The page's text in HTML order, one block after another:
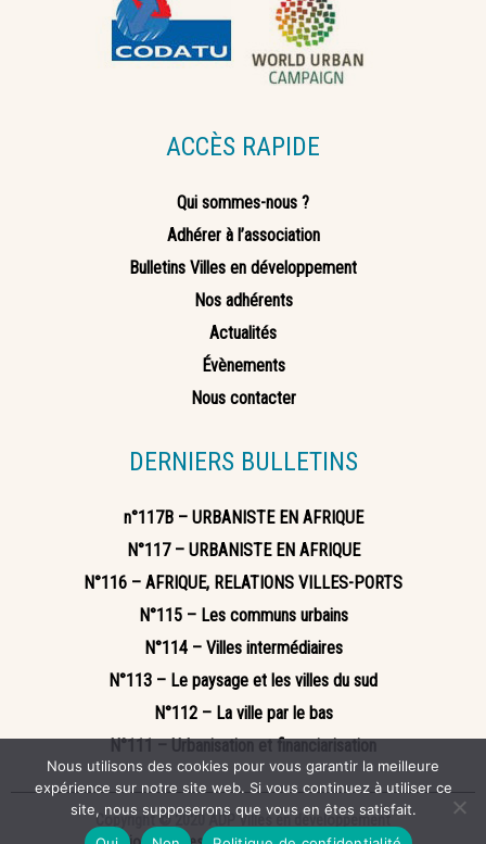
ACCÈS RAPIDE
Qui sommes-nous ?
Adhérer à l’association
Bulletins Villes en développement
Nos adhérents
Actualités
Évènements
Nous contacter
DERNIERS BULLETINS
n°117B – URBANISTE EN AFRIQUE
N°117 – URBANISTE EN AFRIQUE
N°116 – AFRIQUE, RELATIONS VILLES-PORTS
N°115 – Les communs urbains
N°114 – Villes intermédiaires
N°113 – Le paysage et les villes du sud
N°112 – La ville par le bas
N°111 – Urbanisation et financiarisation
Copyright © 2020 ADP Villes en développement
Nous utilisons des cookies pour vous garantir la meilleure
expérience sur notre site web. Si vous continuez à utiliser ce
site, nous supposerons que vous en êtes satisfait.